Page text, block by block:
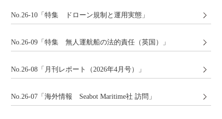
No.26-10「特集 ドローン規制と運用実態」
No.26-09「特集 無人運航船の法的責任（英国）」
No.26-08「月刊レポート（2026年4月号）」
No.26-07「海外情報 Seabot Maritime社 訪問」